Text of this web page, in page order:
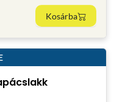
Kosárba